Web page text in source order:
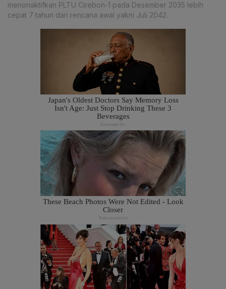
menonaktifkan PLTU Cirebon-1 pada Desember 2035 lebih
cepat 7 tahun dari rencana awal yakni Juli 2042.